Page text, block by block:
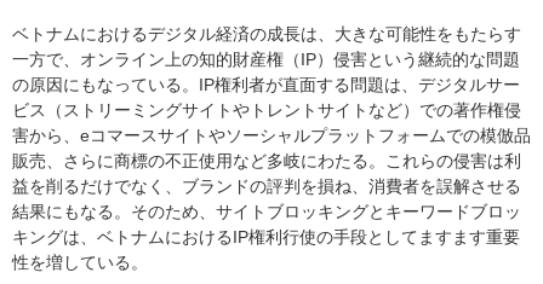
CONTACT お問い合わせ
ベトナムにおけるデジタル経済の成長は、大きな可能性をもたらす
一方で、オンライン上の知的財産権（IP）侵害という継続的な問題
の原因にもなっている。IP権利者が直面する問題は、デジタルサー
ビス（ストリーミングサイトやトレントサイトなど）での著作権侵
害から、eコマースサイトやソーシャルプラットフォームでの模倣品
販売、さらに商標の不正使用など多岐にわたる。これらの侵害は利
益を削るだけでなく、ブランドの評判を損ね、消費者を誤解させる
結果にもなる。そのため、サイトブロッキングとキーワードブロッ
キングは、ベトナムにおけるIP権利行使の手段としてますます重要
性を増している。